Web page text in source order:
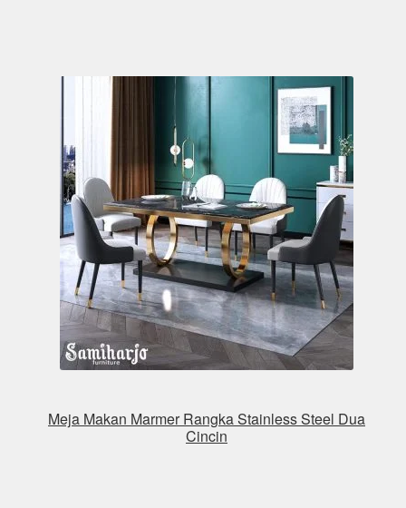
Meja Makan Marmer Rangka Stainless Steel Dua
Cincin